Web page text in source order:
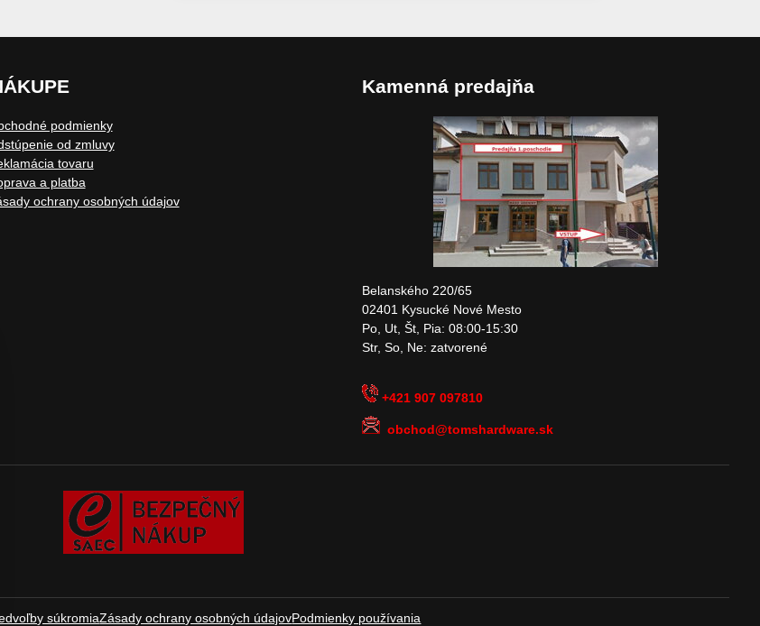
podmienky
od zmluvy
tovaru
a platba
ochrany osobných údajov
Kamenná predajňa
Belanského 220/65
02401 Kysucké Nové Mesto
Po, Ut, Št, Pia: 08:00-15:30
Str, So, Ne: zatvorené
+421 907 097810
obchod@tomshardware.sk
súkromiaZásady ochrany osobných údajovPodmienky používania